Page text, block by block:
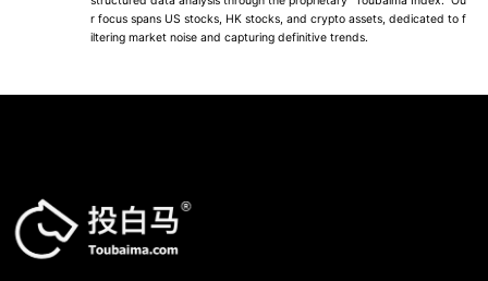
r focus spans US stocks, HK stocks, and crypto assets, dedicated to f
iltering market noise and capturing definitive trends.